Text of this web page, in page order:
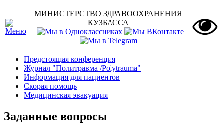
МИНИСТЕРСТВО ЗДРАВООХРАНЕНИЯ
КУЗБАССА
Предстоящая конференция
Журнал "Политравма /Polytrauma"
Информация для пациентов
Скорая помощь
Медицинская эвакуация
Заданные вопросы